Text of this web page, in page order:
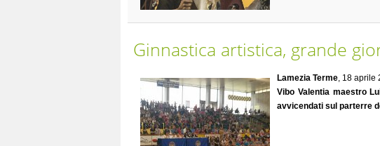
Ginnastica artistica, grande
Lamezia Terme, 18 aprile
Vibo Valentia maestro
avvicendati sul parterre